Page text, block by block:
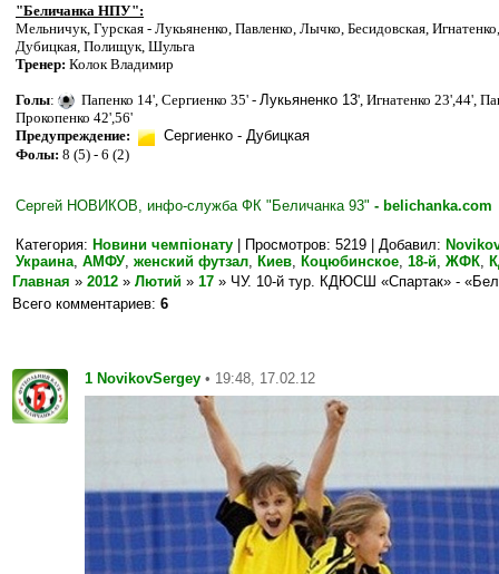
"Беличанка НПУ":
Мельничук, Гурская - Лукьяненко, Павленко, Лычко, Бесидовская,
Дубицкая, Полищук, Шульга
Тренер: Колок Владимир
Голы: Папенко 14', Сергиенко 35' - Лукьяненко 13' , Игнатенко 23' ,44' ,
Прокопенко 42',56'
Предупреждение: Сергиенко - Дубицкая
Фолы: 8 (5) - 6 (2)
Сергей НОВИКОВ, инфо-служба ФК "Беличанка 93" - belichanka.com
Категория: Новини чемпіонату | Просмотров: 5219 | Добавил:
Украина АМФУ женский футзал Киев Коцюбинское 18-й ЖФК
Главная » 2012 » Лютий » 17 » ЧУ. 10-й тур. КДЮСШ «Спартак» -
Всего комментариев: 6
1 NovikovSergey • 19:48, 17.02.12